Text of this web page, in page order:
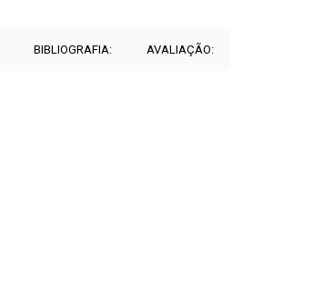
BIBLIOGRAFIA: AVALIAÇÃO: